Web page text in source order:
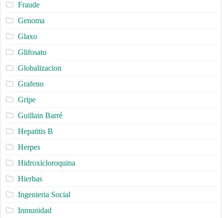
Fraude
Genoma
Glaxo
Glifosato
Globalizacion
Grafeno
Gripe
Guillain Barré
Hepatitis B
Herpes
Hidroxicloroquina
Hierbas
Ingenieria Social
Inmunidad